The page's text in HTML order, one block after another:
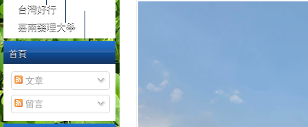
台灣好行
嘉南藥理大學
首頁
文章
留言